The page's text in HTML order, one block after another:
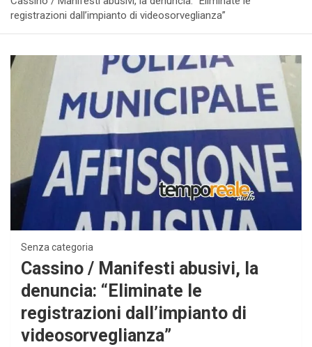
registrazioni dall’impianto di videosorveglianza”
Senza categoria
Cassino / Manifesti abusivi, la
denuncia: “Eliminate le
registrazioni dall’impianto di
videosorveglianza”